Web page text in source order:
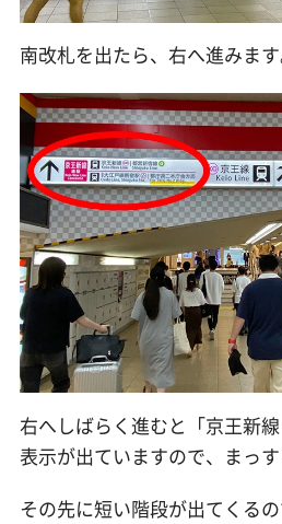
南改札を出たら、右へ進みます
右へしばらく進むと「京王新
表示が出ていますので、まっす
その先に短い階段が出てくる